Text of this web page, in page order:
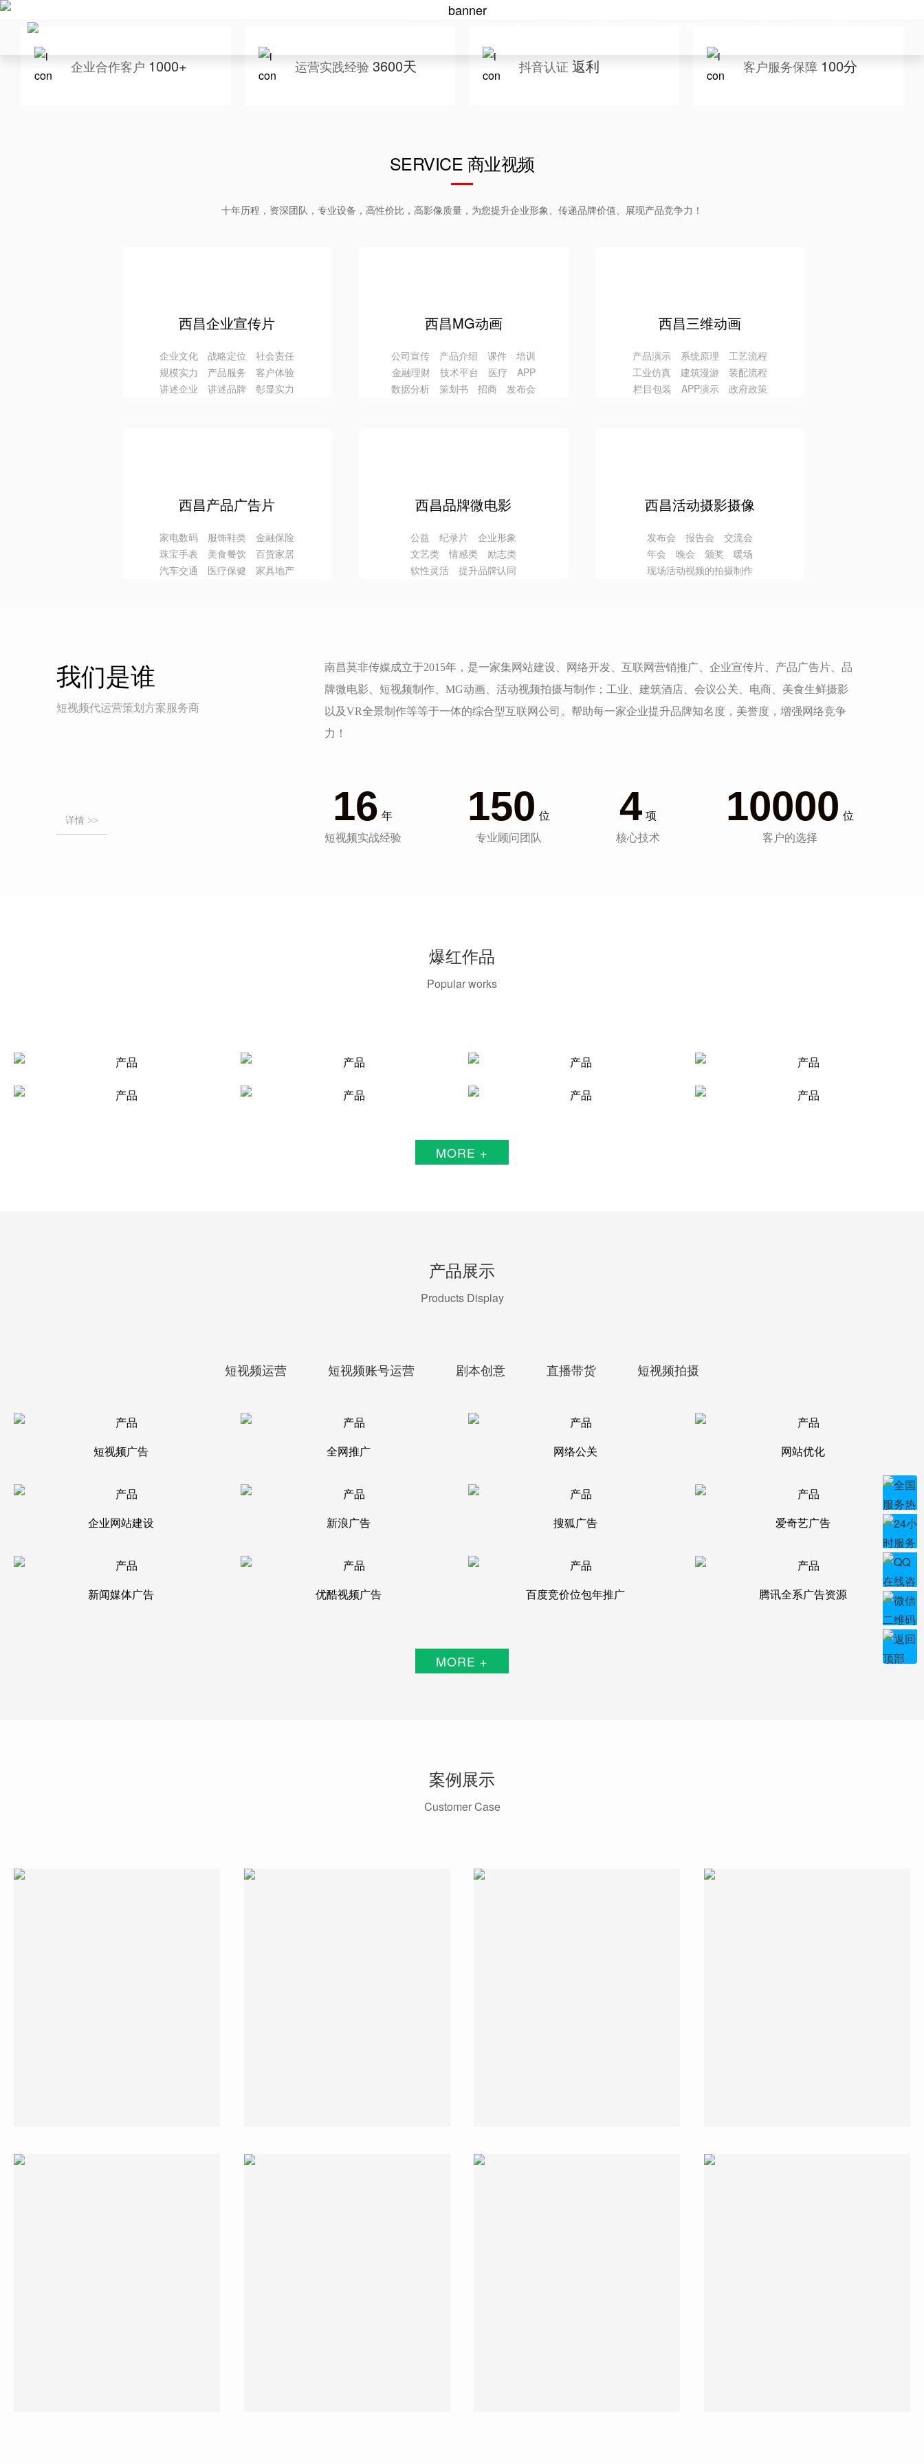
企业合作客户 1000+ 运营实践经验 3600天 抖音认证 返利 客户服务保障 100分
SERVICE 商业视频
十年历程，资深团队，专业设备，高性价比，高影像质量，为您提升企业形象、传递品牌价值、展现产品竞争力！
西昌企业宣传片
企业文化 战略定位 社会责任
规模实力 产品服务 客户体验
讲述企业 讲述品牌 彰显实力
西昌MG动画
公司宣传 产品介绍 课件 培训
金融理财 技术平台 医疗 APP
数据分析 策划书 招商 发布会
西昌三维动画
产品演示 系统原理 工艺流程
工业仿真 建筑漫游 装配流程
栏目包装 APP演示 政府政策
西昌产品广告片
家电数码 服饰鞋类 金融保险
珠宝手表 美食餐饮 百货家居
汽车交通 医疗保健 家具地产
西昌品牌微电影
公益 纪录片 企业形象
文艺类 情感类 励志类
软性灵活 提升品牌认同
西昌活动摄影摄像
发布会 报告会 交流会
年会 晚会 颁奖 暖场
现场活动视频的拍摄制作
我们是谁
短视频代运营策划方案服务商
详情 >>
南昌莫非传媒成立于2015年，是一家集网站建设、网络开发、互联网营销推广、企业宣传片、产品广告片、品
牌微电影、短视频制作、MG动画、活动视频拍摄与制作；工业、建筑酒店、会议公关、电商、美食生鲜摄影
以及VR全景制作等等于一体的综合型互联网公司。帮助每一家企业提升品牌知名度，美誉度，增强网络竞争
力！
16 年
短视频实战经验
150 位
专业顾问团队
4 项
核心技术
10000 位
客户的选择
爆红作品
Popular works
MORE +
产品展示
Products Display
短视频运营 短视频账号运营 剧本创意 直播带货 短视频拍摄
短视频广告 全网推广 网络公关 网站优化
企业网站建设 新浪广告 搜狐广告 爱奇艺广告
新闻媒体广告 优酷视频广告 百度竞价位包年推广 腾讯全系广告资源
MORE +
案例展示
Customer Case